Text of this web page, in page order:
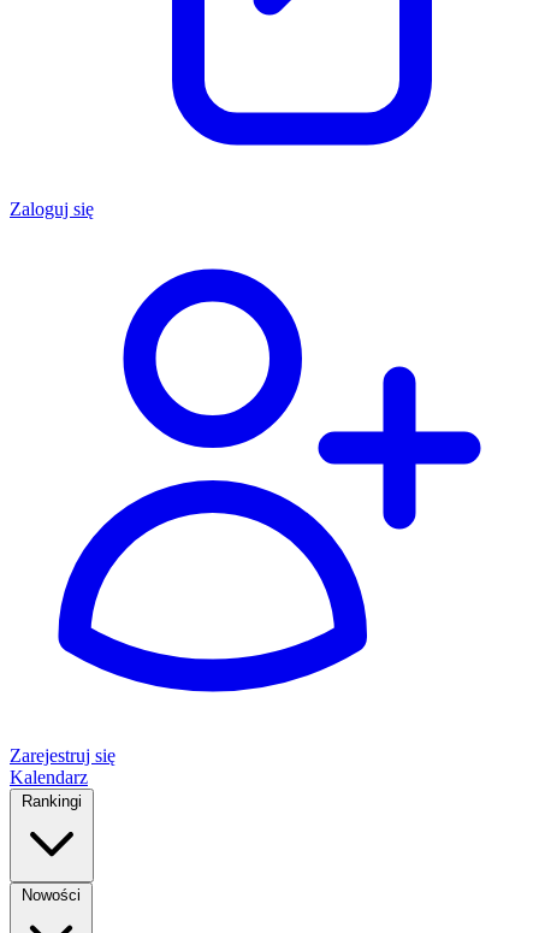
Zaloguj się
Zarejestruj się
Kalendarz
Rankingi
Nowości